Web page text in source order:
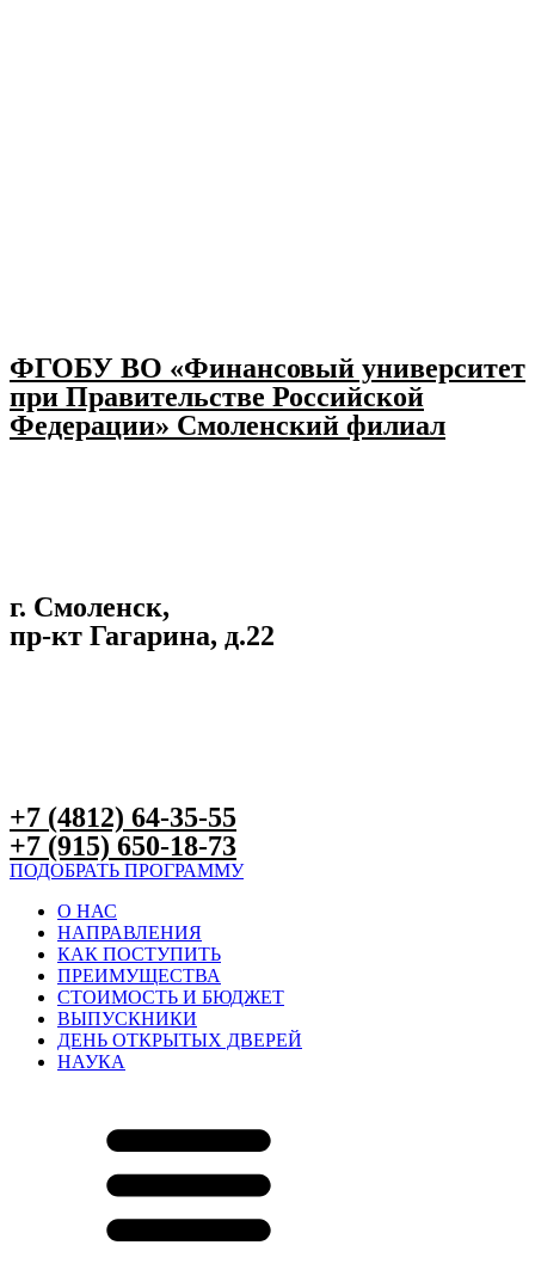
ФГОБУ ВО «Финансовый университет
при Правительстве Российской
Федерации» Смоленский филиал
г. Смоленск,
пр-кт Гагарина, д.22
+7 (4812) 64-35-55
+7 (915) 650-18-73
ПОДОБРАТЬ ПРОГРАММУ
О НАС
НАПРАВЛЕНИЯ
КАК ПОСТУПИТЬ
ПРЕИМУЩЕСТВА
СТОИМОСТЬ И БЮДЖЕТ
ВЫПУСКНИКИ
ДЕНЬ ОТКРЫТЫХ ДВЕРЕЙ
НАУКА